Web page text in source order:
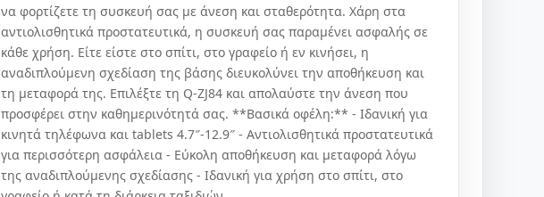
να φορτίζετε τη συσκευή σας με άνεση και σταθερότητα. Χάρη στα
αντιολισθητικά προστατευτικά, η συσκευή σας παραμένει ασφαλής σε
κάθε χρήση. Είτε είστε στο σπίτι, στο γραφείο ή εν κινήσει, η
αναδιπλούμενη σχεδίαση της βάσης διευκολύνει την αποθήκευση και
τη μεταφορά της. Επιλέξτε τη Q-ZJ84 και απολαύστε την άνεση που
προσφέρει στην καθημερινότητά σας. **Βασικά οφέλη:** - Ιδανική για
κινητά τηλέφωνα και tablets 4.7″-12.9″ - Αντιολισθητικά προστατευτικά
για περισσότερη ασφάλεια - Εύκολη αποθήκευση και μεταφορά λόγω
της αναδιπλούμενης σχεδίασης - Ιδανική για χρήση στο σπίτι, στο